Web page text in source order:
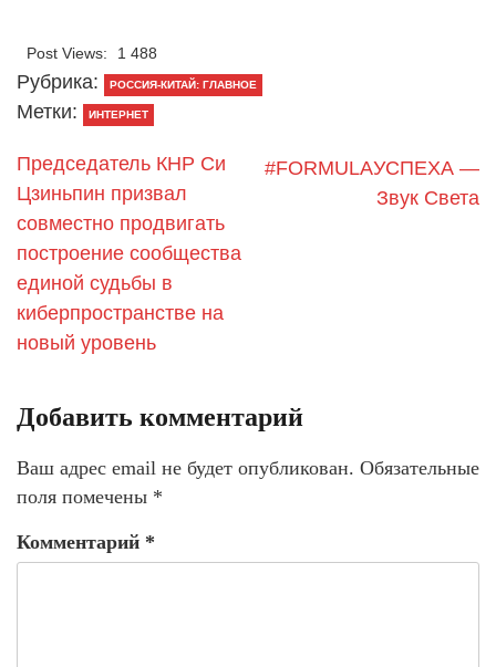
Post Views: 1 488
Рубрика: РОССИЯ-КИТАЙ: ГЛАВНОЕ
Метки: ИНТЕРНЕТ
Председатель КНР Си
Цзиньпин призвал
совместно продвигать
построение сообщества
единой судьбы в
киберпространстве на
новый уровень
#FORMULAУСПЕХА —
Звук Света
Добавить комментарий
Ваш адрес email не будет опубликован. Обязательные
поля помечены *
Комментарий *